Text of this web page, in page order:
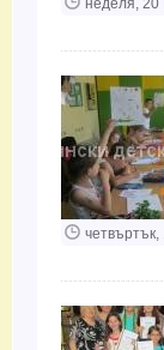
неделя,